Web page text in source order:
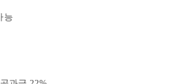
능